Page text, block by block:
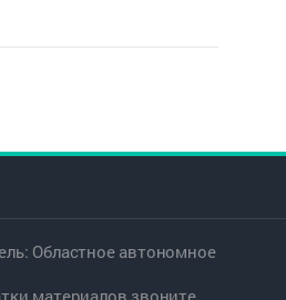
Областное автономное
материалов звоните